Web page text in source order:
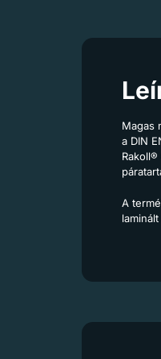
Magas
a DIN
A